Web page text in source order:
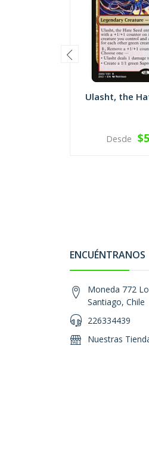
Ulasht, the
VER
Desde
ENCUÉNTRANOS
Moneda 772
Santiago, Chile
226334439
Nuestras